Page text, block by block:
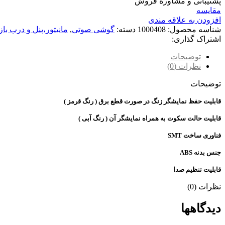
مقایسه
افزودن به علاقه مندی
شناسه محصول: 1000408 دسته: گوشی صوتی, مانیتور،پنل و درب
اشتراک گذاری:
توضیحات
نظرات (0)
توضیحات
قابلیت حفظ نمایشگر زنگ در صورت قطع برق ( رنگ قرمز )
قابلیت حالت سکوت به همراه نمایشگر آن ( رنگ آبی )
فناوری ساخت SMT
جنس بدنه ABS
قابلیت تنظیم صدا
نظرات (0)
دیدگاهها